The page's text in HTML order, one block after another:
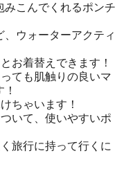
みこんでくれるポンチ
ウォーターアクティ
お着替えできます！
ても肌触りの良いマ
ちゃいます！
いて、使いやすいポ
旅行に持って行くに